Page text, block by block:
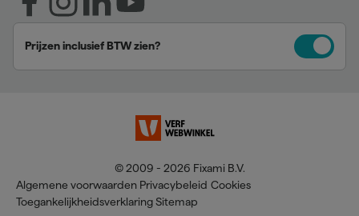
Prijzen inclusief BTW zien?
© 2009 - 2026 Fixami B.V.
Algemene voorwaarden Privacybeleid Cookies
Toegankelijkheidsverklaring Sitemap